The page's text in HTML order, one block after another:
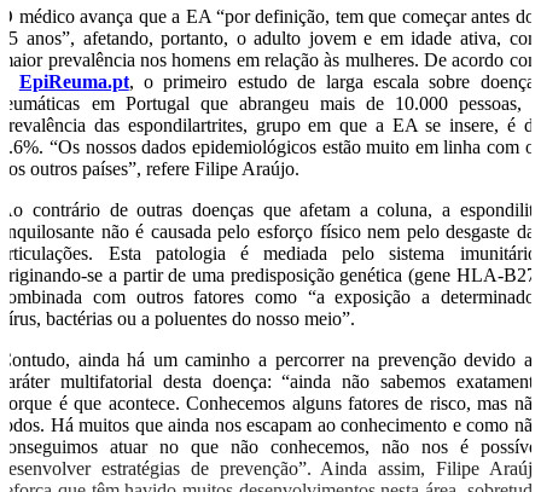
O médico avança que a EA “por definição, tem que começar antes dos
45 anos”, afetando, portanto, o adulto jovem e em idade ativa, com
maior prevalência nos homens em relação às mulheres. De acordo com
EpiReuma.pt, o primeiro estudo de larga escala sobre doenças
reumáticas em Portugal que abrangeu mais de 10.000 pessoas, a
prevalência das espondilartrites, grupo em que a EA se insere, é de
1.6%. “Os nossos dados epidemiológicos estão muito em linha com os
dos outros países”, refere Filipe Araújo.
Ao contrário de outras doenças que afetam a coluna, a espondilite
anquilosante não é causada pelo esforço físico nem pelo desgaste das
articulações. Esta patologia é mediada pelo sistema imunitário,
originando-se a partir de uma predisposição genética (gene HLA-B27)
combinada com outros fatores como “a exposição a determinados
vírus, bactérias ou a poluentes do nosso meio”.
Contudo, ainda há um caminho a percorrer na prevenção devido ao
caráter multifatorial desta doença: “ainda não sabemos exatamente
porque é que acontece. Conhecemos alguns fatores de risco, mas não
todos. Há muitos que ainda nos escapam ao conhecimento e como não
conseguimos atuar no que não conhecemos, não nos é possível
desenvolver estratégias de prevenção”. Ainda assim, Filipe Araújo